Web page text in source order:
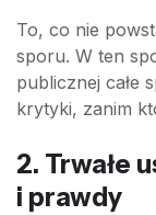
To, co nie
sporu. W ten
publicznej całe
krytyki, zanim
2. Trwałe
i prawdy